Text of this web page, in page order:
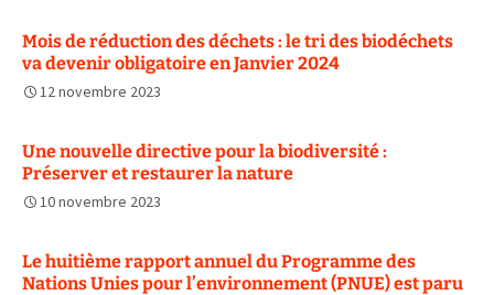
Mois de réduction des déchets : le tri des biodéchets
va devenir obligatoire en Janvier 2024
12 novembre 2023
Une nouvelle directive pour la biodiversité :
Préserver et restaurer la nature
10 novembre 2023
Le huitième rapport annuel du Programme des
Nations Unies pour l’environnement (PNUE) est paru